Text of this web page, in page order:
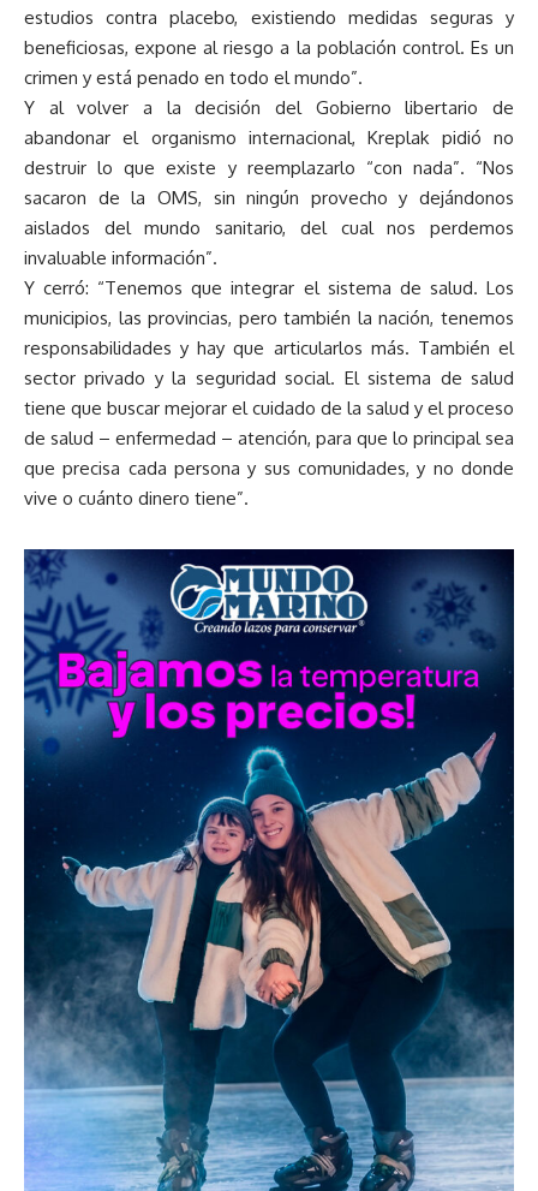
estudios contra placebo, existiendo medidas seguras y
beneficiosas, expone al riesgo a la población control. Es un
crimen y está penado en todo el mundo”.
Y al volver a la decisión del Gobierno libertario de
abandonar el organismo internacional, Kreplak pidió no
destruir lo que existe y reemplazarlo “con nada”. “Nos
sacaron de la OMS, sin ningún provecho y dejándonos
aislados del mundo sanitario, del cual nos perdemos
invaluable información”.
Y cerró: “Tenemos que integrar el sistema de salud. Los
municipios, las provincias, pero también la nación, tenemos
responsabilidades y hay que articularlos más. También el
sector privado y la seguridad social. El sistema de salud
tiene que buscar mejorar el cuidado de la salud y el proceso
de salud – enfermedad – atención, para que lo principal sea
que precisa cada persona y sus comunidades, y no donde
vive o cuánto dinero tiene”.